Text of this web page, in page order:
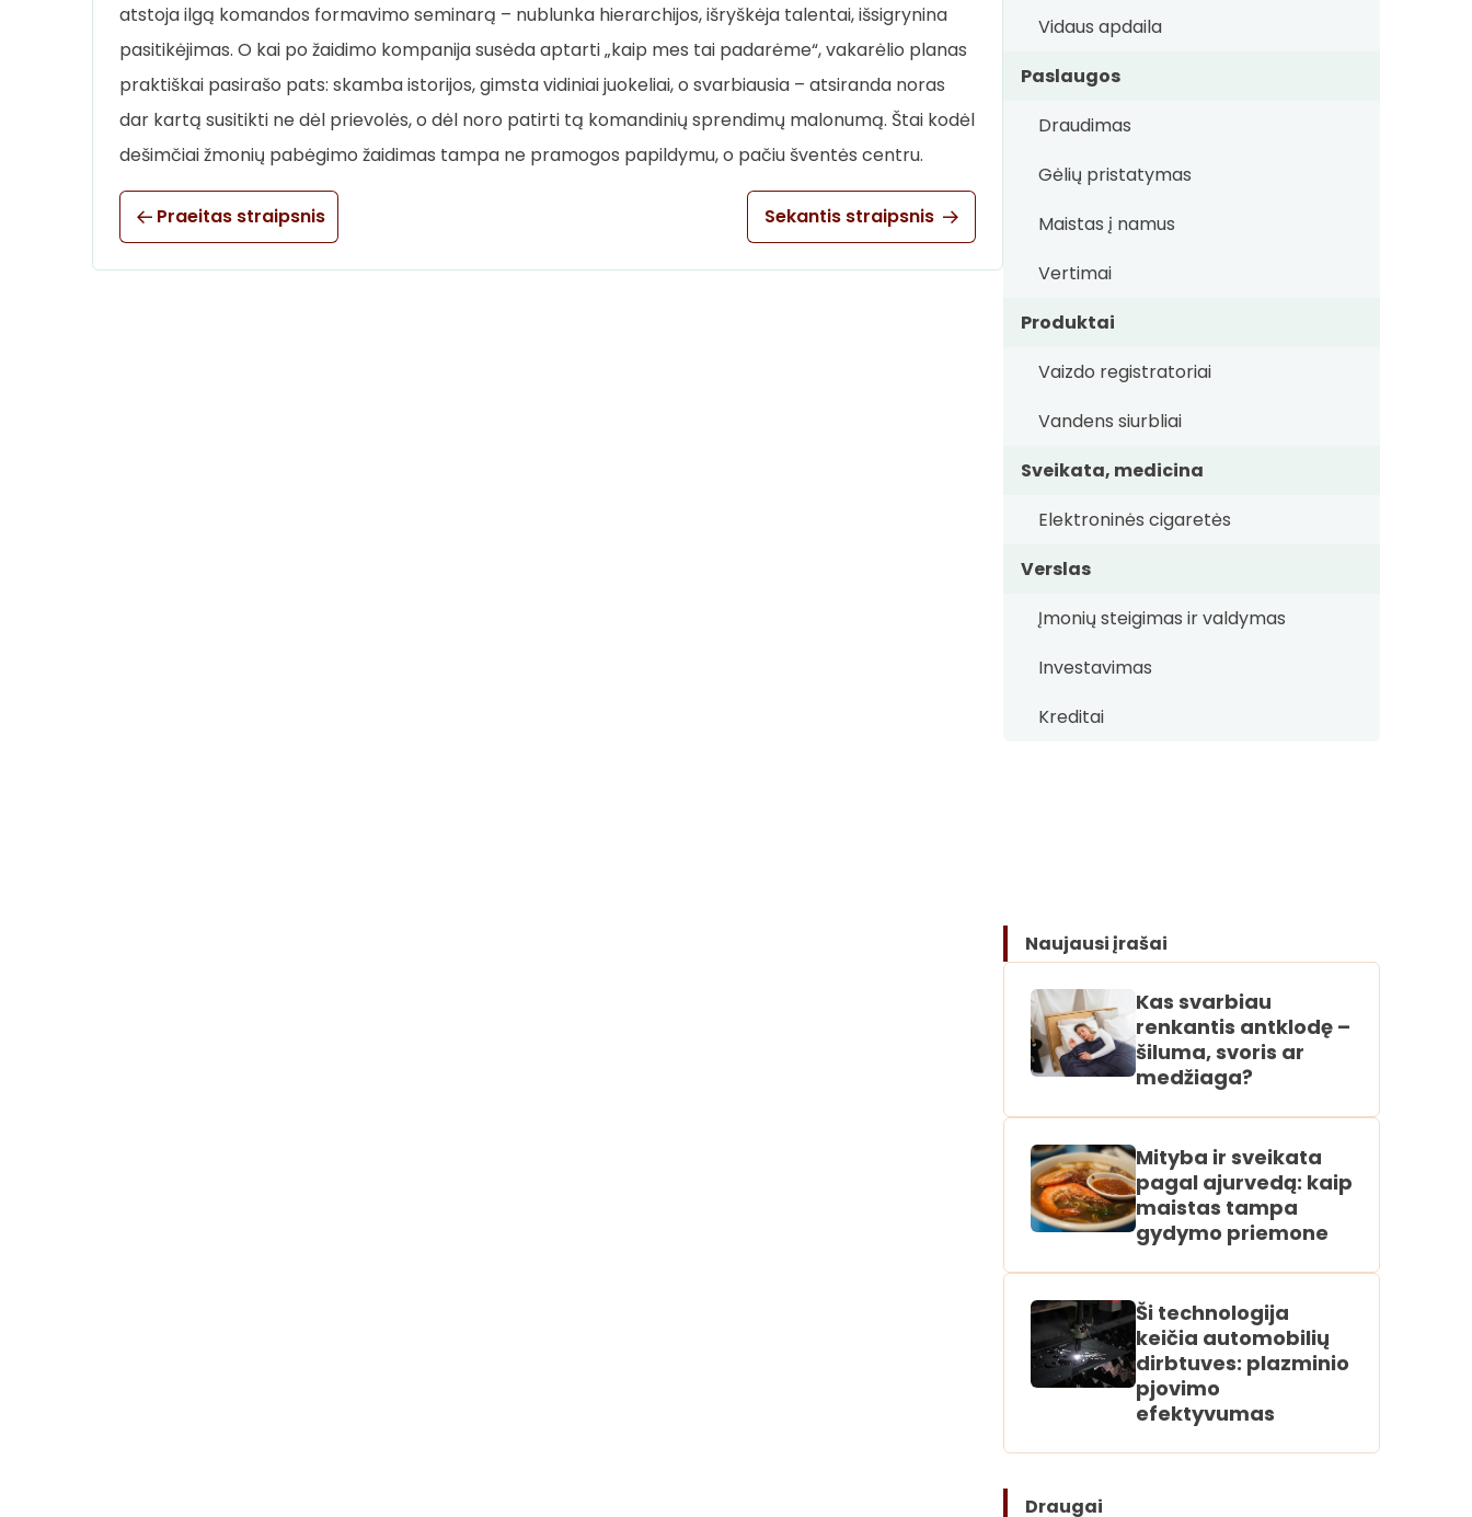
atstoja ilgą komandos formavimo seminarą – nublunka hierarchijos, išryškėja talentai, išsigrynina
pasitikėjimas. O kai po žaidimo kompanija susėda aptarti „kaip mes tai padarėme“, vakarėlio planas
praktiškai pasirašo pats: skamba istorijos, gimsta vidiniai juokeliai, o svarbiausia – atsiranda noras
dar kartą susitikti ne dėl prievolės, o dėl noro patirti tą komandinių sprendimų malonumą. Štai kodėl
dešimčiai žmonių pabėgimo žaidimas tampa ne pramogos papildymu, o pačiu šventės centru.
Praeitas straipsnis Sekantis straipsnis
Vidaus apdaila
Paslaugos
Draudimas
Gėlių pristatymas
Maistas į namus
Vertimai
Produktai
Vaizdo registratoriai
Vandens siurbliai
Sveikata, medicina
Elektroninės cigaretės
Verslas
Įmonių steigimas ir valdymas
Investavimas
Kreditai
Naujausi įrašai
Kas svarbiau
renkantis antklodę –
šiluma, svoris ar
medžiaga?
Mityba ir sveikata
pagal ajurvedą: kaip
maistas tampa
gydymo priemone
Ši technologija
keičia automobilių
dirbtuves: plazminio
pjovimo
efektyvumas
Draugai